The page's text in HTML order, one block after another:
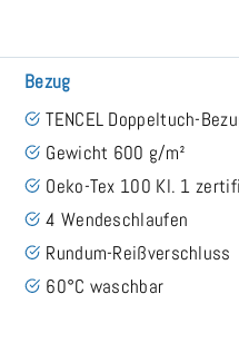
Bezug
TENCEL Doppeltuch-
Gewicht 600 g/m²
Oeko-Tex 100 Kl. 1
4 Wendeschlaufen
Rundum-Reißverschluss
60°C waschbar